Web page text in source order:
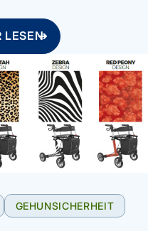
LESEN
GEHUNSICHERHEIT